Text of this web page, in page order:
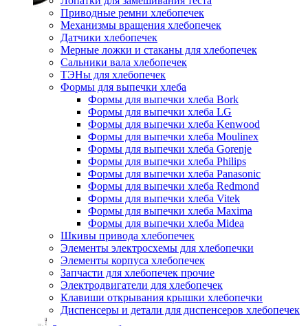
Приводные ремни хлебопечек
Механизмы вращения хлебопечек
Датчики хлебопечек
Мерные ложки и стаканы для хлебопечек
Сальники вала хлебопечек
ТЭНы для хлебопечек
Формы для выпечки хлеба
Формы для выпечки хлеба Bork
Формы для выпечки хлеба LG
Формы для выпечки хлеба Kenwood
Формы для выпечки хлеба Moulinex
Формы для выпечки хлеба Gorenje
Формы для выпечки хлеба Philips
Формы для выпечки хлеба Panasonic
Формы для выпечки хлеба Redmond
Формы для выпечки хлеба Vitek
Формы для выпечки хлеба Maxima
Формы для выпечки хлеба Midea
Шкивы привода хлебопечек
Элементы электросхемы для хлебопечки
Элементы корпуса хлебопечек
Запчасти для хлебопечек прочие
Электродвигатели для хлебопечек
Клавиши открывания крышки хлебопечки
Диспенсеры и детали для диспенсеров хлебопечек